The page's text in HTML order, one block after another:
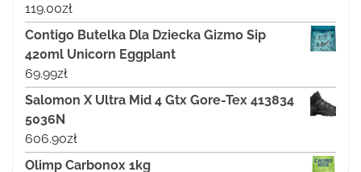
119.00zł
Contigo Butelka Dla Dziecka Gizmo Sip
420ml Unicorn Eggplant
69.99zł
Salomon X Ultra Mid 4 Gtx Gore-Tex 413834
5036N
606.90zł
Olimp Carbonox 1kg